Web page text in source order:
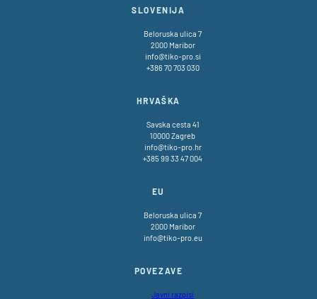
SLOVENIJA
Beloruska ulica 7
2000 Maribor
info@tiko-pro.si
+386 70 703 030
HRVAŠKA
Savska cesta 41
10000 Zagreb
info@tiko-pro.hr
+385 99 33 47 004
EU
Beloruska ulica 7
2000 Maribor
info@tiko-pro.eu
POVEZAVE
Javni razpisi